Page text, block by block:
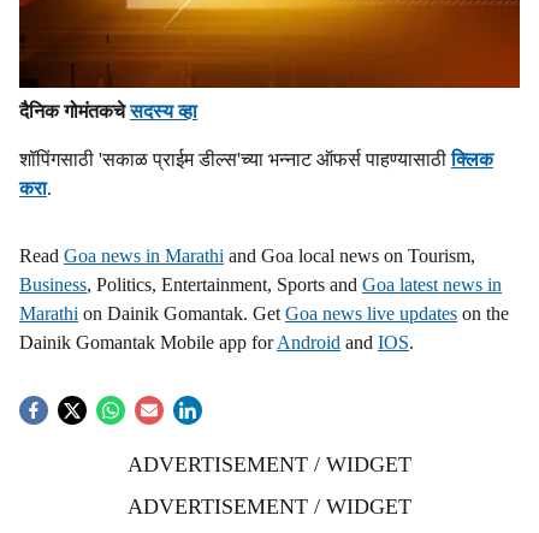
दैनिक गोमंतकचेसदस्य व्हा
शॉपिंगसाठी 'सकाळ प्राईम डील्स'च्या भन्नाट ऑफर्स पाहण्यासाठीक्लिक
करा.
Read Goa news in Marathi and Goa local news on Tourism,
Business, Politics, Entertainment, Sports and Goa latest news in
Marathi on Dainik Gomantak. Get Goa news live updates on the
Dainik Gomantak Mobile app forAndroid and IOS.
ADVERTISEMENT / WIDGET
ADVERTISEMENT / WIDGET